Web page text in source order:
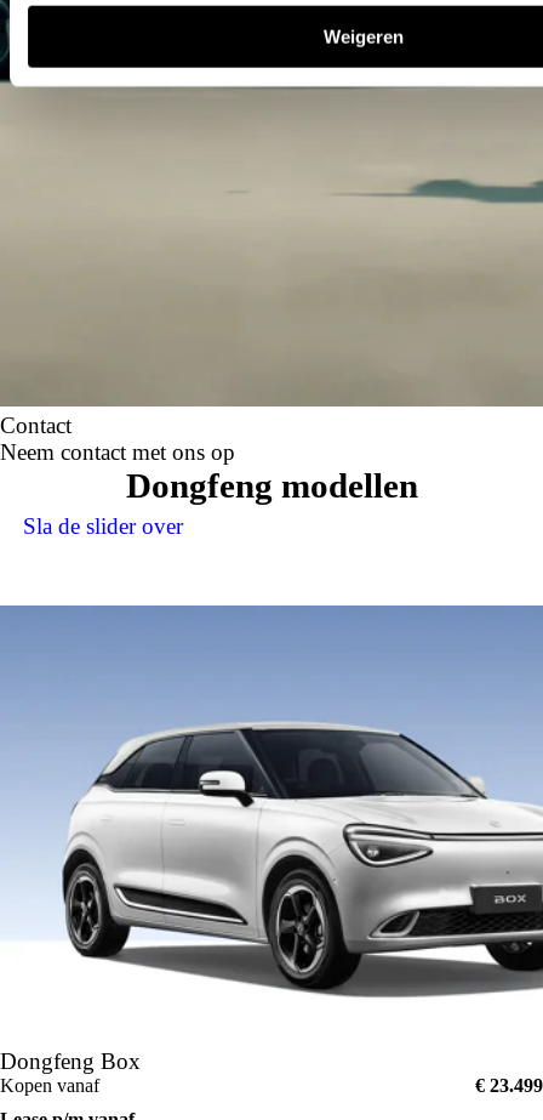
Weigeren
Contact
Neem contact met ons op
Dongfeng modellen
Sla de slider over
Dongfeng Box
Kopen vanaf
€ 23.499